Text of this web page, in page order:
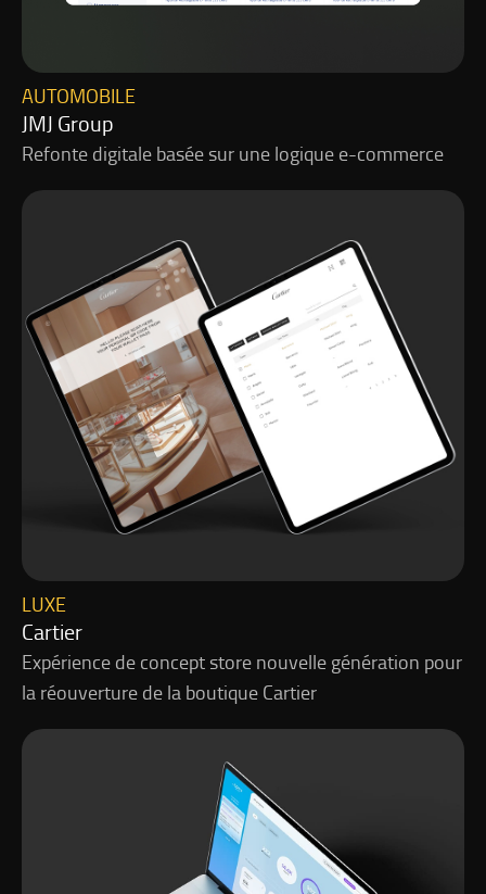
JMJ Group
AUTOMOBILE
Refonte digitale basée sur une logique e-commerce
Cartier
LUXE
Expérience de concept store nouvelle génération pour
la réouverture de la boutique Cartier